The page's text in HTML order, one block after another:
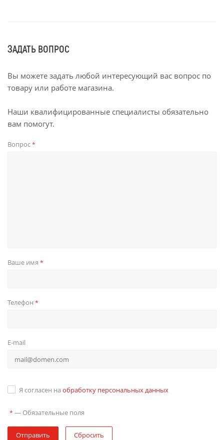
ЗАДАТЬ ВОПРОС
Вы можете задать любой интересующий вас вопрос по
товару или работе магазина.
Наши квалифицированные специалисты обязательно
вам помогут.
Вопрос*
Ваше имя *
Телефон *
E-mail
Я согласен на обработку персональных данных
* — Обязательные поля
Отправить Сбросить